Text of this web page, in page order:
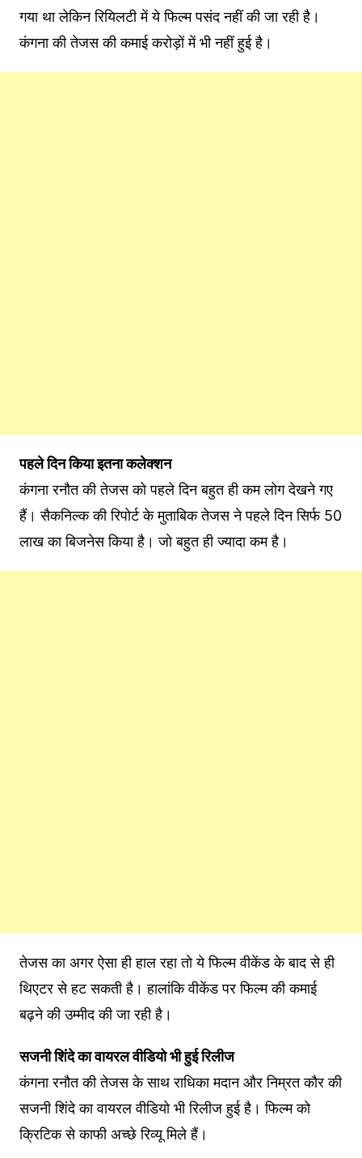
गया था लेकिन रियिलटी में ये फिल्म पसंद नहीं की जा रही है।
कंगना की तेजस की कमाई करोड़ों में भी नहीं हुई है।
पहले दिन किया इतना कलेक्शन
कंगना रनौत की तेजस को पहले दिन बहुत ही कम लोग देखने गए
हैं। सैकनिल्क की रिपोर्ट के मुताबिक तेजस ने पहले दिन सिर्फ 50
लाख का बिजनेस किया है। जो बहुत ही ज्यादा कम है।
तेजस का अगर ऐसा ही हाल रहा तो ये फिल्म वीकेंड के बाद से ही
थिएटर से हट सकती है। हालांकि वीकेंड पर फिल्म की कमाई
बढ़ने की उम्मीद की जा रही है।
सजनी शिंदे का वायरल वीडियो भी हुई रिलीज
कंगना रनौत की तेजस के साथ राधिका मदान और निम्रत कौर की
सजनी शिंदे का वायरल वीडियो भी रिलीज हुई है। फिल्म को
क्रिटिक से काफी अच्छे रिव्यू मिले हैं।